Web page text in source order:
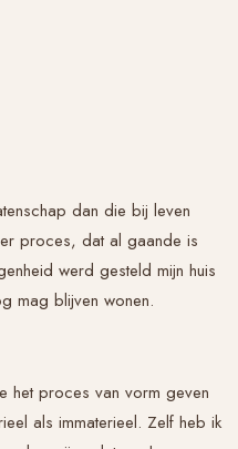
dan die bij leven
proces, dat al gaande is
werd gesteld mijn huis
mag blijven wonen.
het proces van vorm geven
als immaterieel. Zelf heb ik